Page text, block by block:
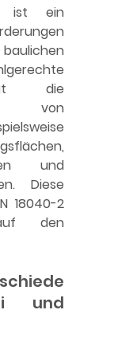
ist ein
die
von
und
Diese
18040-2
den
und